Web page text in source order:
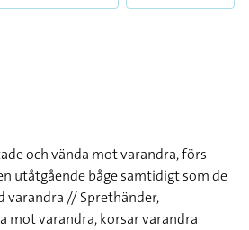
och vända mot varandra, förs
utåtgående båge samtidigt som de
varandra // Sprethänder,
mot varandra, korsar varandra